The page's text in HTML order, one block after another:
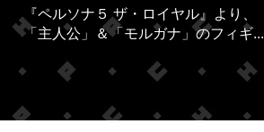
『ペルソナ５ ザ・ロイヤル』より、
「主人公」＆「モルガナ」のフィギ...